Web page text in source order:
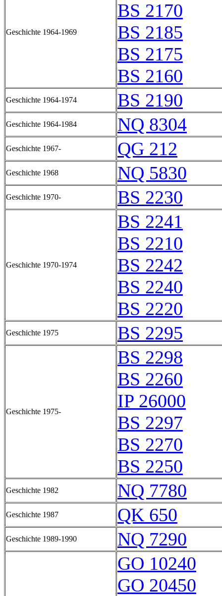
Geschichte 1964-1969
BS 2170
BS 2185
BS 2175
BS 2160
Geschichte 1964-1974 BS 2190
Geschichte 1964-1984 NQ 8304
Geschichte 1967- QG 212
Geschichte 1968 NQ 5830
Geschichte 1970- BS 2230
Geschichte 1970-1974
BS 2241
BS 2210
BS 2242
BS 2240
BS 2220
Geschichte 1975 BS 2295
Geschichte 1975-
BS 2298
BS 2260
IP 26000
BS 2297
BS 2270
BS 2250
Geschichte 1982 NQ 7780
Geschichte 1987 QK 650
Geschichte 1989-1990 NQ 7290
GO 10240
GO 20450